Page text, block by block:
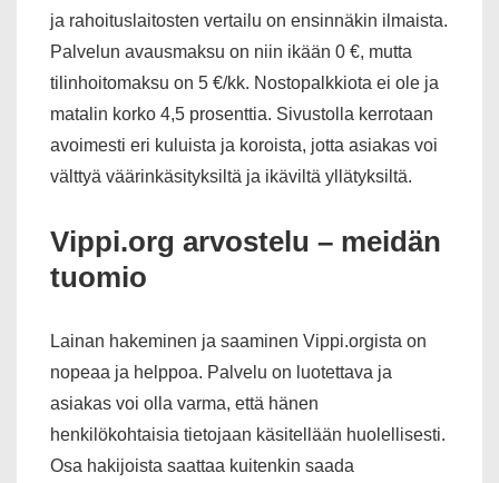
ja rahoituslaitosten vertailu on ensinnäkin ilmaista.
Palvelun avausmaksu on niin ikään 0 €, mutta
tilinhoitomaksu on 5 €/kk. Nostopalkkiota ei ole ja
matalin korko 4,5 prosenttia. Sivustolla kerrotaan
avoimesti eri kuluista ja koroista, jotta asiakas voi
välttyä väärinkäsityksiltä ja ikäviltä yllätyksiltä.
Vippi.org arvostelu – meidän
tuomio
Lainan hakeminen ja saaminen Vippi.orgista on
nopeaa ja helppoa. Palvelu on luotettava ja
asiakas voi olla varma, että hänen
henkilökohtaisia tietojaan käsitellään huolellisesti.
Osa hakijoista saattaa kuitenkin saada